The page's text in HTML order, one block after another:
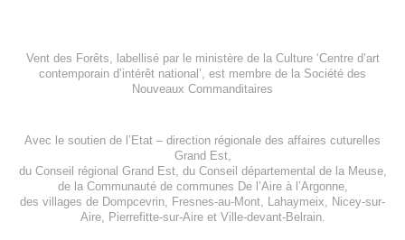
Vent des Forêts, labellisé par le ministère de la Culture ‘Centre d’art
contemporain d’intérêt national’, est membre de la Société des
Nouveaux Commanditaires
Avec le soutien de l’Etat – direction régionale des affaires cuturelles
Grand Est,
du Conseil régional Grand Est, du Conseil départemental de la Meuse,
de la Communauté de communes De l’Aire à l’Argonne,
des villages de Dompcevrin Fresnes-au-Mont Lahaymeix
Nicey-sur-
Aire, Pierrefitte-sur-Aireet Ville-devant-Belrain.